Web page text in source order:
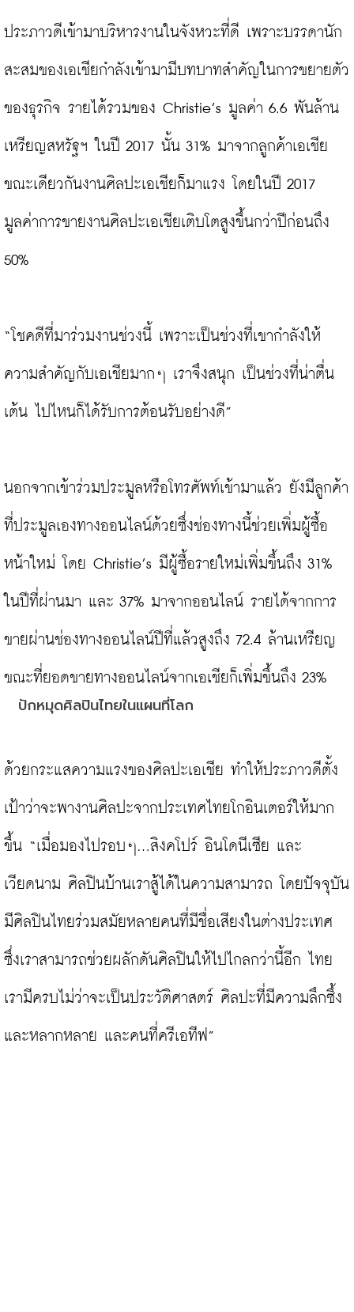
ประภาวดีเข้ามาบริหารงานในจังหวะที่ดี เพราะบรรดานัก
สะสมของเอเชียกำลังเข้ามามีบทบาทสำคัญในการขยายตัว
ของธุรกิจ รายได้รวมของ Christie’s มูลค่า 6.6 พันล้าน
เหรียญสหรัฐฯ ในปี 2017 นั้น 31% มาจากลูกค้าเอเชีย
ขณะเดียวกันงานศิลปะเอเชียก็มาแรง โดยในปี 2017
มูลค่าการขายงานศิลปะเอเชียเติบโตสูงขึ้นกว่าปีก่อนถึง
50%
“โชคดีที่มาร่วมงานช่วงนี้ เพราะเป็นช่วงที่เขากำลังให้
ความสำคัญกับเอเชียมากๆ เราจึงสนุก เป็นช่วงที่น่าตื่น
เต้น ไปไหนก็ได้รับการต้อนรับอย่างดี”
นอกจากเข้าร่วมประมูลหรือโทรศัพท์เข้ามาแล้ว ยังมีลูกค้า
ที่ประมูลเองทางออนไลน์ด้วยซึ่งช่องทางนี้ช่วยเพิ่มผู้ซื้อ
หน้าใหม่ โดย Christie’s มีผู้ซื้อรายใหม่เพิ่มขึ้นถึง 31%
ในปีที่ผ่านมา และ 37% มาจากออนไลน์ รายได้จากการ
ขายผ่านช่องทางออนไลน์ปีที่แล้วสูงถึง 72.4 ล้านเหรียญ
ปักหมุดศิลปินไทยในแผนที่โลก
ด้วยกระแสความแรงของศิลปะเอเชีย ทำให้ประภาวดีตั้ง
เป้าว่าจะพางานศิลปะจากประเทศไทยโกอินเตอร์ให้มาก
ขึ้น “เมื่อมองไปรอบๆ...สิงคโปร์ อินโดนีเซีย และ
เวียดนาม ศิลปินบ้านเราสู้ได้ในความสามารถ โดยปัจจุบัน
มีศิลปินไทยร่วมสมัยหลายคนที่มีชื่อเสียงในต่างประเทศ
ซึ่งเราสามารถช่วยผลักดันศิลปินให้ไปไกลกว่านี้อีก ไทย
เรามีครบไม่ว่าจะเป็นประวัติศาสตร์ ศิลปะที่มีความลึกซึ้ง
และหลากหลาย และคนที่ครีเอทีฟ”